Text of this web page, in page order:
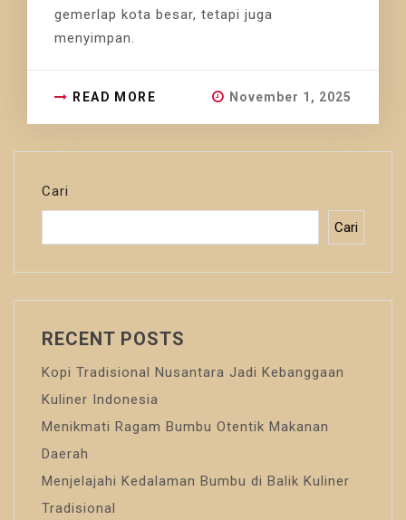
gemerlap kota besar, tetapi juga
menyimpan.
READ MORE November 1, 2025
Cari
Cari
RECENT POSTS
Kopi Tradisional Nusantara Jadi Kebanggaan
Kuliner Indonesia
Menikmati Ragam Bumbu Otentik Makanan
Daerah
Menjelajahi Kedalaman Bumbu di Balik Kuliner
Tradisional